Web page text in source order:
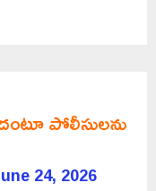
పోలీసులను
24, 2026